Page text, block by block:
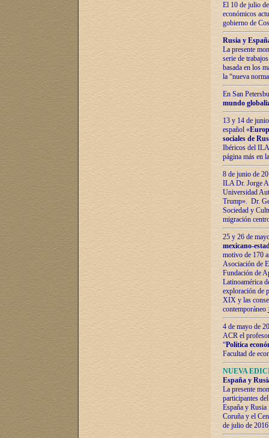
El 10 de julio
económicos
gobierno de
Rusia y
La presente
serie de
basada en los
la “nueva
En San
mundo
13 y 14 de
español «
sociales de
Ibéricos del ILA
página más en
8 de junio de
ILA Dr. Jorge
Universidad
Trump». Dr.
Sociedad y
migración
25 y 26 de
mexicano-
motivo de 170
Asociación de
Fundación de
Latinoamérica
exploración de
XIX y las
contemporáneo
4 de mayo de
ACR el
“Política
Facultad de
NUEVA
España y
La presente
participantes
España y
Coruña y el
de julio de